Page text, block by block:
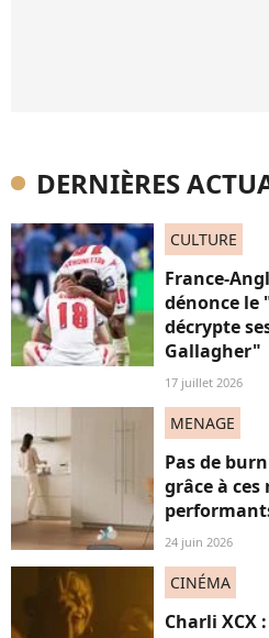
DERNIÈRES
CULTURE
France-
dénonce le
décrypte
Gallagher"
17 juillet 2026
MENAGE
Pas de
grâce à
24 juin 2026
CINÉMA
Charli XCX